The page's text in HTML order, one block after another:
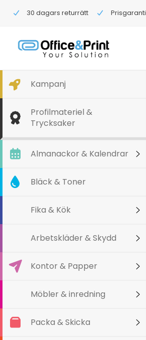
30 dagars returrätt Prisgaranti
Kampanj
Profilmateriel &
Trycksaker
Almanackor & Kalendrar
Bläck & Toner
Fika & Kök
Arbetskläder & Skydd
Kontor & Papper
Möbler & inredning
Packa & Skicka